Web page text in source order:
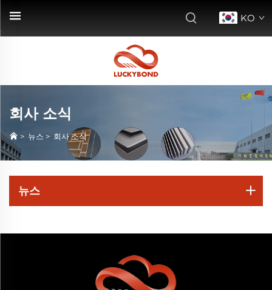
KO
회사 소식
> 뉴스 > 회사 소식
뉴스